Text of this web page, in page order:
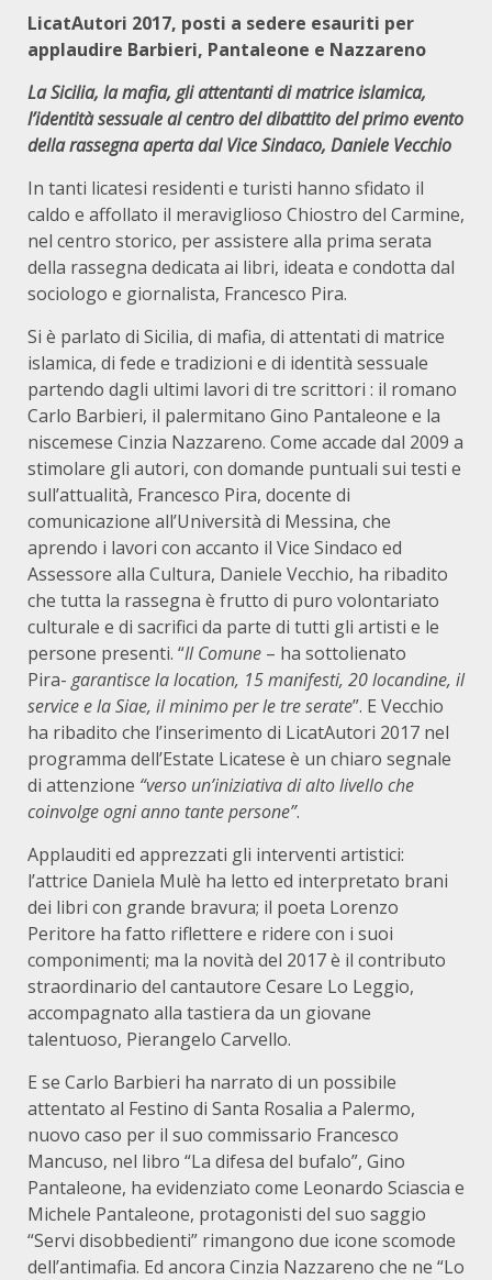
LicatAutori 2017, posti a sedere esauriti per
applaudire Barbieri, Pantaleone e Nazzareno
La Sicilia, la mafia, gli attentanti di matrice islamica,
l’identità sessuale al centro del dibattito del primo evento
della rassegna aperta dal Vice Sindaco, Daniele Vecchio
In tanti licatesi residenti e turisti hanno sfidato il
caldo e affollato il meraviglioso Chiostro del Carmine,
nel centro storico, per assistere alla prima serata
della rassegna dedicata ai libri, ideata e condotta dal
sociologo e giornalista, Francesco Pira.
Si è parlato di Sicilia, di mafia, di attentati di matrice
islamica, di fede e tradizioni e di identità sessuale
partendo dagli ultimi lavori di tre scrittori : il romano
Carlo Barbieri, il palermitano Gino Pantaleone e la
niscemese Cinzia Nazzareno. Come accade dal 2009 a
stimolare gli autori, con domande puntuali sui testi e
sull’attualità, Francesco Pira, docente di
comunicazione all’Università di Messina, che
aprendo i lavori con accanto il Vice Sindaco ed
Assessore alla Cultura, Daniele Vecchio, ha ribadito
che tutta la rassegna è frutto di puro volontariato
culturale e di sacrifici da parte di tutti gli artisti e le
persone presenti. “Il Comune – ha sottolienato
Pira- garantisce la location, 15 manifesti, 20 locandine, il
service e la Siae, il minimo per le tre serate”. E Vecchio
ha ribadito che l’inserimento di LicatAutori 2017 nel
programma dell’Estate Licatese è un chiaro segnale
di attenzione “verso un’iniziativa di alto livello che
coinvolge ogni anno tante persone”.
Applauditi ed apprezzati gli interventi artistici:
l’attrice Daniela Mulè ha letto ed interpretato brani
dei libri con grande bravura; il poeta Lorenzo
Peritore ha fatto riflettere e ridere con i suoi
componimenti; ma la novità del 2017 è il contributo
straordinario del cantautore Cesare Lo Leggio,
accompagnato alla tastiera da un giovane
talentuoso, Pierangelo Carvello.
E se Carlo Barbieri ha narrato di un possibile
attentato al Festino di Santa Rosalia a Palermo,
nuovo caso per il suo commissario Francesco
Mancuso, nel libro “La difesa del bufalo”, Gino
Pantaleone, ha evidenziato come Leonardo Sciascia e
Michele Pantaleone, protagonisti del suo saggio
“Servi disobbedienti” rimangono due icone scomode
dell’antimafia. Ed ancora Cinzia Nazzareno che ne “Lo